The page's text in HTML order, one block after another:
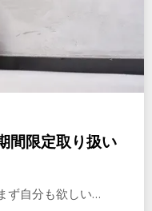
間限定取り扱い
ず自分も欲しい…